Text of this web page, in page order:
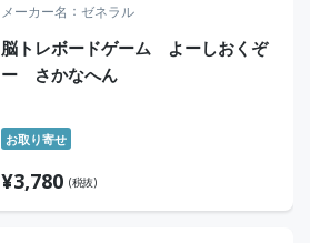
メーカー名 ゼネラル
脳トレボードゲーム よーしおくぞ
ー さかなへん
お取り寄せ
¥3,780 (税抜)